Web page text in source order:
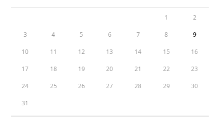
1 2
3 4 5 6 7 8 9
10 11 12 13 14 15 16
17 18 19 20 21 22 23
24 25 26 27 28 29 30
31